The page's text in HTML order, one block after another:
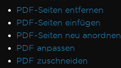
PDF-Seiten entfernen
PDF-Seiten einfügen
PDF-Seiten neu anordnen
PDF anpassen
PDF zuschneiden